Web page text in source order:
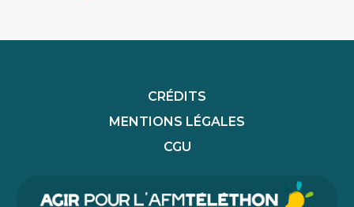
CRÉDITS
MENTIONS LÉGALES
CGU